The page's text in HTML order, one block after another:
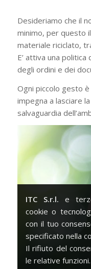
Desideriamo che il
minimo, per questo
materiale riciclato,
E’ attiva una
degli ordini e dei
Ogni piccolo gesto
impegna a lasciare
salvaguardia
ITC S.r.l. e
cookie o
con il tuo
specificato nella
Il rifiuto del
le relative funzioni.